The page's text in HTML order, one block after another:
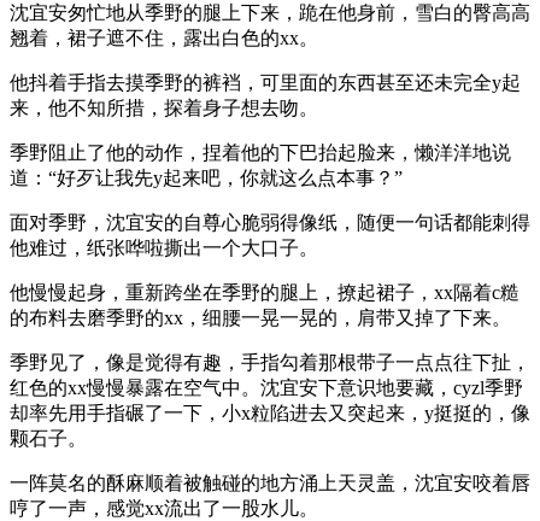
沈宜安匆忙地从季野的腿上下来，跪在他身前，雪白的臀高高
翘着，裙子遮不住，露出白色的xx。
他抖着手指去摸季野的裤裆，可里面的东西甚至还未完全y起
来，他不知所措，探着身子想去吻。
季野阻止了他的动作，捏着他的下巴抬起脸来，懒洋洋地说
道：“好歹让我先y起来吧，你就这么点本事？”
面对季野，沈宜安的自尊心脆弱得像纸，随便一句话都能刺得
他难过，纸张哗啦撕出一个大口子。
他慢慢起身，重新跨坐在季野的腿上，撩起裙子，xx隔着c糙
的布料去磨季野的xx，细腰一晃一晃的，肩带又掉了下来。
季野见了，像是觉得有趣，手指勾着那根带子一点点往下扯，
红色的xx慢慢暴露在空气中。沈宜安下意识地要藏，cyzl季野
却率先用手指碾了一下，小x粒陷进去又突起来，y挺挺的，像
颗石子。
一阵莫名的酥麻顺着被触碰的地方涌上天灵盖，沈宜安咬着唇
哼了一声，感觉xx流出了一股水儿。